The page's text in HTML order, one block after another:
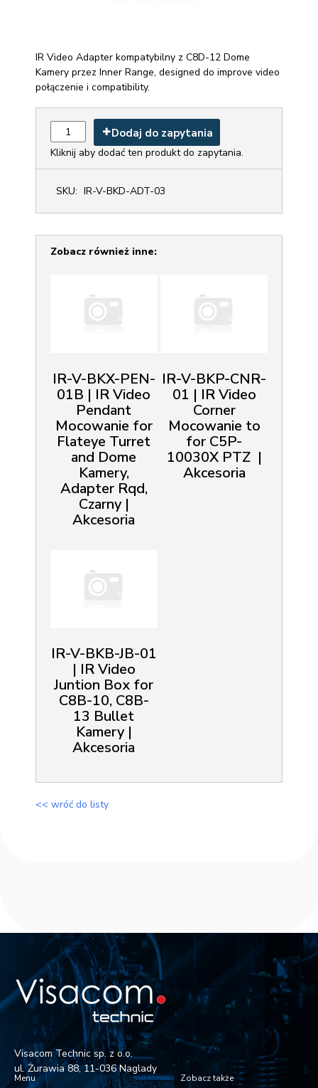
IR Video Adapter kompatybilny z C8D-12 Dome
Kamery przez Inner Range, designed do improve video
połączenie i compatibility.
Dodaj do zapytania
Kliknij aby dodać ten produkt do zapytania.
SKU: IR-V-BKD-ADT-03
Zobacz również inne:
IR-V-BKX-PEN-
01B | IR Video
Pendant
Mocowanie for
Flateye Turret
and Dome
Kamery,
Adapter Rqd,
Czarny |
Akcesoria
IR-V-BKP-CNR-
01 | IR Video
Corner
Mocowanie to
for C5P-
10030X PTZ |
Akcesoria
IR-V-BKB-JB-01
| IR Video
Juntion Box for
C8B-10, C8B-
13 Bullet
Kamery |
Akcesoria
<< wróć do listy
Visacom Technic sp. z o.o.
ul. Żurawia 88, 11-036 Naglady
Menu Zobacz także